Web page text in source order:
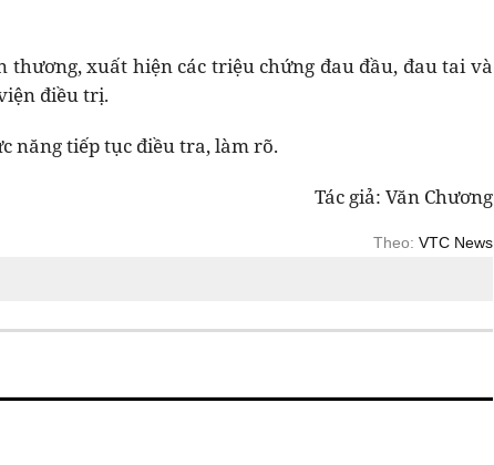
thương, xuất hiện các triệu chứng đau đầu, đau tai và
điều trị.
năng tiếp tục điều tra, làm rõ.
Tác giả: Văn Chương
Theo: VTC News